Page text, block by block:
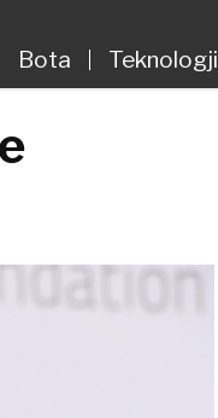
Bota Teknologji